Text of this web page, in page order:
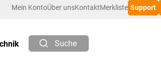
Mein KontoÜber unsKontaktMerkliste Support
Suche